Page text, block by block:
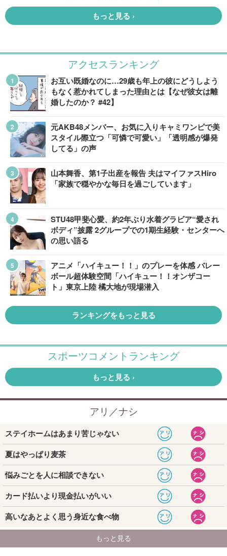
アクセスランキング
お互い既婚なのに…29歳も年上の彼にどうしよう
もなく惹かれてしまった理由とは【なぜ彼女は離
婚したのか？ #42】
元AKB48メンバー、お気に入りキャミワンピで美
スタイル際立つ「可憐で可愛い」「透明感が爆発
してる」の声
山本舞香、第1子出産を報告 夫はマイファスHiro
「家族で穏やかな毎日を過ごしています」
STU48甲斐心愛、約2年ぶり水着グラビア“愛され
ボディ”披露 2グループでの1期生経験・センターへ
の思い語る
アニメ「ハイキュー！！」のプレーを体感 バレー
ボール超体験空間「ハイキュー！！オンザコー
ト」東京上陸 橘大地が現場潜入
ランキングをもっと見る